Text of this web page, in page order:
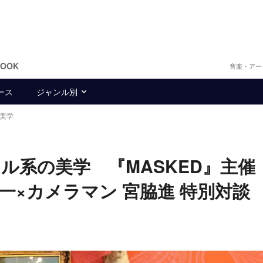
音楽・ア
ス ジャンル別
学
系の美学 『MASKED』主催
×カメラマン 宮脇進 特別対談